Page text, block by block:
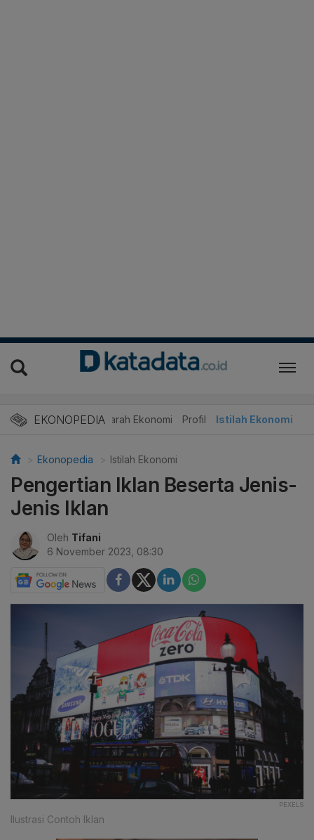
EKONOPEDIASejarah Ekonomi Profil Istilah Ekonomi
Ekonopedia Istilah Ekonomi
Pengertian Iklan Beserta Jenis-
Jenis Iklan
Oleh Tifani
6 November 2023, 08:30
PEXELS
Ilustrasi Contoh Iklan